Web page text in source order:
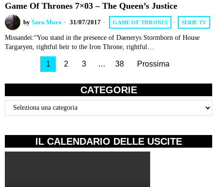
Game Of Thrones 7×03 – The Queen’s Justice
by Sara Moro 31/07/2017 GAME OF THRONES · SERIE TV
Missandei:“You stand in the presence of Daenerys Stormborn of House
Targaryen, rightful heir to the Iron Throne, rightful…
1 2 3 … 38 Prossima
CATEGORIE
Categorie
IL CALENDARIO DELLE USCITE